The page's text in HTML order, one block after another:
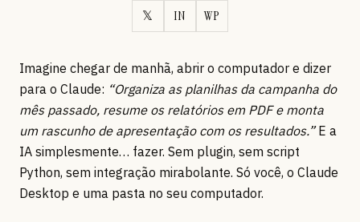
𝕏 IN WP
Imagine chegar de manhã, abrir o computador e dizer
para o Claude: “Organiza as planilhas da campanha do
mês passado, resume os relatórios em PDF e monta
um rascunho de apresentação com os resultados.”E a
IA simplesmente… fazer. Sem plugin, sem script
Python, sem integração mirabolante. Só você, o Claude
Desktop e uma pasta no seu computador.